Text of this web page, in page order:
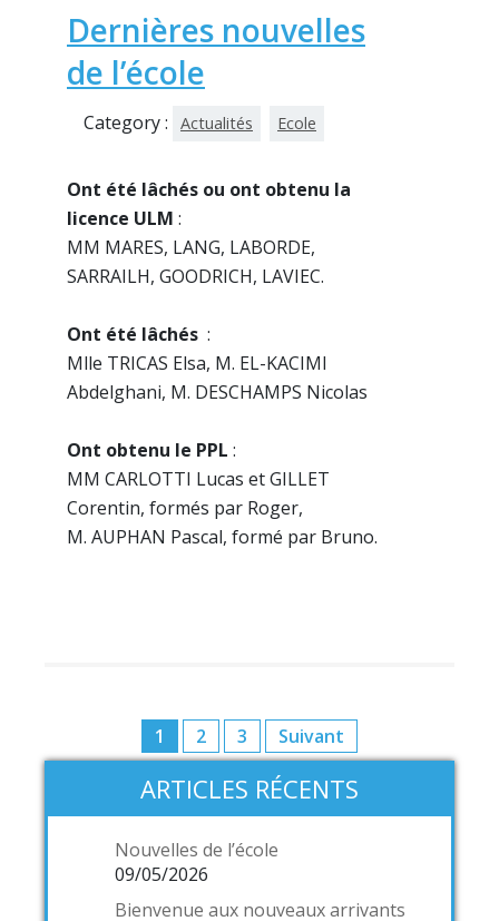
Dernières nouvelles
de l’école
Category : Actualités Ecole
Ont été lâchés ou ont obtenu la
licence ULM :
MM MARES, LANG, LABORDE,
SARRAILH, GOODRICH, LAVIEC.
Ont été lâchés :
Mlle TRICAS Elsa, M. EL-KACIMI
Abdelghani, M. DESCHAMPS Nicolas
Ont obtenu le PPL :
MM CARLOTTI Lucas et GILLET
Corentin, formés par Roger,
M. AUPHAN Pascal, formé par Bruno.
Pagination
publications
1 2 3 Suivant
ARTICLES RÉCENTS
Nouvelles de l’école
09/05/2026
Bienvenue aux nouveaux arrivants